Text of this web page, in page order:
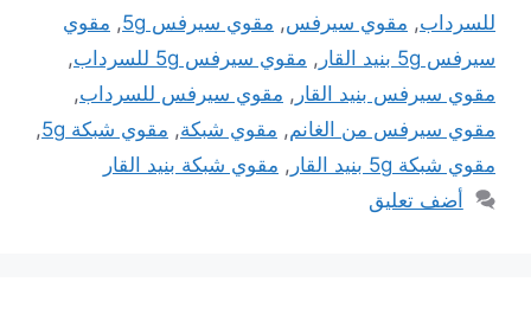
للسرداب, مقوي سيرفس, مقوي سيرفس 5g , مقوي
سيرفس 5g بنيد القار
, مقوي سيرفس 5g للسرداب
,
مقوي سيرفس بنيد القار , مقوي سيرفس للسرداب,
مقوي سيرفس من الغانم, مقوي شبكة, مقوي شبكة 5g
,
مقوي شبكة 5g بنيد القار
, مقوي شبكة بنيد القار
أضف تعليق